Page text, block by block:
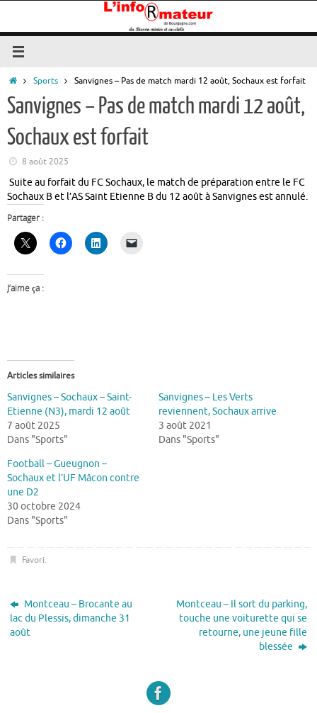
contenu
Accueil
Sports Sanvignes – Pas de match mardi 12 août, Sochaux est forfait
Sanvignes – Pas de match mardi 12 août,
Sochaux est forfait
8 août 2025
Suite au forfait du FC Sochaux, le match de préparation entre le FC
Sochaux B et l’AS Saint Etienne B du 12 août à Sanvignes est annulé.
Partager :
J’aime ça :
Articles similaires
Sanvignes – Sochaux – Saint-
Etienne (N3), mardi 12 août
7 août 2025
Dans "Sports"
Sanvignes – Les Verts
reviennent, Sochaux arrive
3 août 2021
Dans "Sports"
Football – Gueugnon –
Sochaux et l’UF Mâcon contre
une D2
30 octobre 2024
Dans "Sports"
Favori.
Montceau – Brocante au
lac du Plessis, dimanche 31
août
Montceau – Il sort du parking,
touche une voiturette qui se
retourne, une jeune fille
blessée